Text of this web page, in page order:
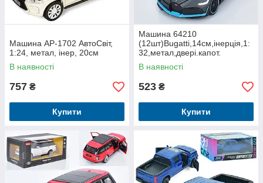
Машина AP-1702 АвтоСвіт,
1:24, метал, інер, 20см
В наявності
757 ₴
Купити
Машина 64210
(12шт)Bugatti,14см,інерція,1:
32,метал,двері.капот.
відкриваються, в кор-ці 19-9-
8,5см
В наявності
523 ₴
Купити